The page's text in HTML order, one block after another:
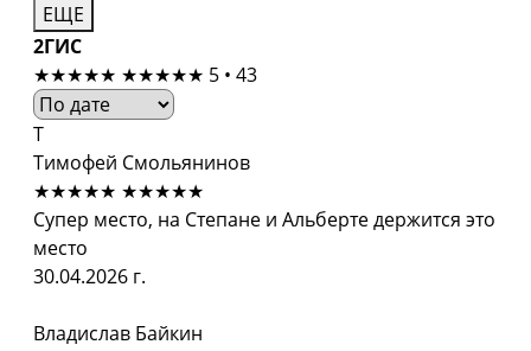
ЕЩЕ
2ГИС
★★★★★ ★★★★★ 5 • 43
Т
Тимофей Смольянинов
★★★★★ ★★★★★
Супер место, на Степане и Альберте держится это
место
30.04.2026 г.
Владислав Байкин